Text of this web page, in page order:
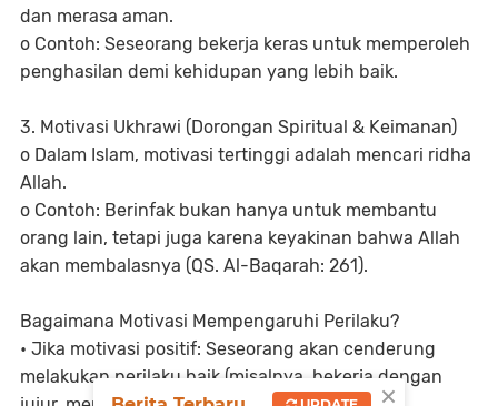
dan merasa aman.
o Contoh: Seseorang bekerja keras untuk memperoleh
penghasilan demi kehidupan yang lebih baik.
3. Motivasi Ukhrawi (Dorongan Spiritual & Keimanan)
o Dalam Islam, motivasi tertinggi adalah mencari ridha
Allah.
o Contoh: Berinfak bukan hanya untuk membantu
orang lain, tetapi juga karena keyakinan bahwa Allah
akan membalasnya (QS. Al-Baqarah: 261).
Bagaimana Motivasi Mempengaruhi Perilaku?
• Jika motivasi positif: Seseorang akan cenderung
melakukan perilaku baik (misalnya, bekerja dengan
×